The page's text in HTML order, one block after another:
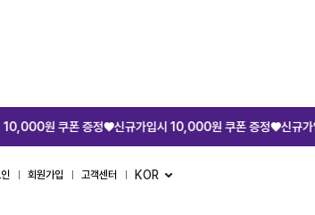
증정♥신규가입시 10,000원 쿠폰 증정♥신규가입시 10,000
회원가입 고객센터 KOR